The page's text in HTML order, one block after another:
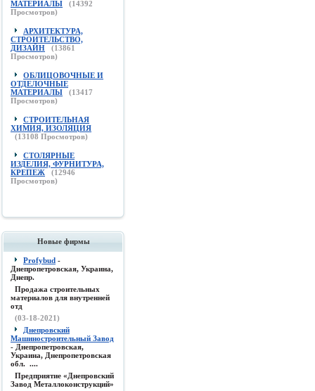
МАТЕРИАЛЫ
(14392
Просмотров)
АРХИТЕКТУРА,
СТРОИТЕЛЬСТВО,
ДИЗАЙН
(13861
Просмотров)
ОБЛИЦОВОЧНЫЕ И
ОТДЕЛОЧНЫЕ
МАТЕРИАЛЫ
(13417
Просмотров)
СТРОИТЕЛЬНАЯ
ХИМИЯ, ИЗОЛЯЦИЯ
(13108 Просмотров)
СТОЛЯРНЫЕ
ИЗДЕЛИЯ, ФУРНИТУРА,
КРЕПЕЖ
(12946
Просмотров)
Новые фирмы
Profybud -
Днепропетровская, Украина,
Днепр.
Продажа строительных
материалов для внутренней
отд
(03-18-2021)
Днепровский
Машиностроительный Завод
- Днепропетровская,
Украина, Днепропетровская
обл. ....
Предприятие «Днепровский
Завод Металлоконструкций»